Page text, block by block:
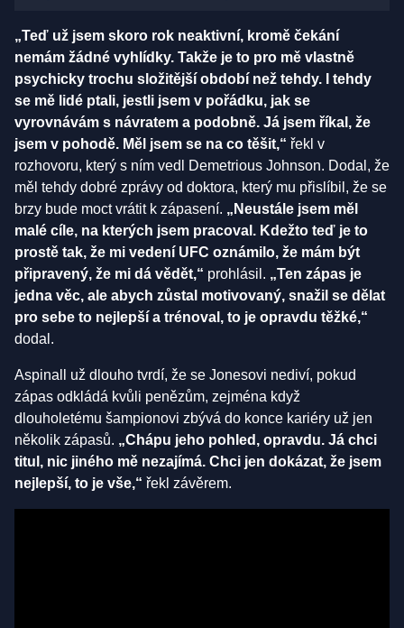
„Teď už jsem skoro rok neaktivní, kromě čekání
nemám žádné vyhlídky. Takže je to pro mě vlastně
psychicky trochu složitější období než tehdy. I tehdy
se mě lidé ptali, jestli jsem v pořádku, jak se
vyrovnávám s návratem a podobně. Já jsem říkal, že
jsem v pohodě. Měl jsem se na co těšit,“ řekl v
rozhovoru, který s ním vedl Demetrious Johnson. Dodal, že
měl tehdy dobré zprávy od doktora, který mu přislíbil, že se
brzy bude moct vrátit k zápasení. „Neustále jsem měl
malé cíle, na kterých jsem pracoval. Kdežto teď je to
prostě tak, že mi vedení UFC oznámilo, že mám být
připravený, že mi dá vědět,“ prohlásil. „Ten zápas je
jedna věc, ale abych zůstal motivovaný, snažil se dělat
pro sebe to nejlepší a trénoval, to je opravdu těžké,“
dodal.
Aspinall už dlouho tvrdí, že se Jonesovi nediví, pokud
zápas odkládá kvůli penězům, zejména když
dlouholetému šampionovi zbývá do konce kariéry už jen
několik zápasů. „Chápu jeho pohled, opravdu. Já chci
titul, nic jiného mě nezajímá. Chci jen dokázat, že jsem
nejlepší, to je vše,“ řekl závěrem.